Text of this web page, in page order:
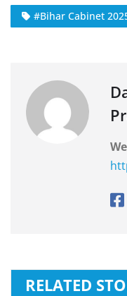
#Bihar Cabinet
RELATED